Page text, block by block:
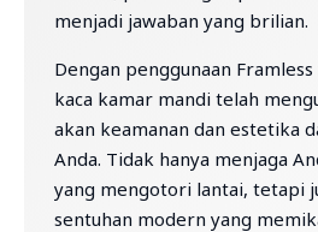
menjadi jawaban yang brilian.
Dengan penggunaan
kaca kamar mandi telah
akan keamanan dan estetika
Anda. Tidak hanya menjaga
yang mengotori lantai, tetapi
sentuhan modern yang